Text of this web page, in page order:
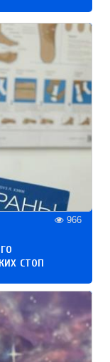
966
стоп